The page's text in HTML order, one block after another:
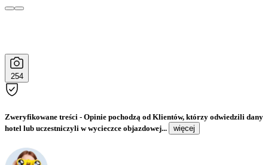
254
Zweryfikowane treści - Opinie pochodzą od Klientów, którzy odwiedzili dany
hotel lub uczestniczyli w wycieczce objazdowej...
więcej